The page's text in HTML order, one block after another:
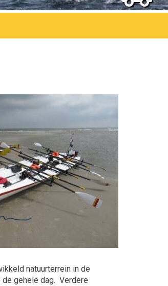
natuurterrein in de
de gehele dag. Verdere